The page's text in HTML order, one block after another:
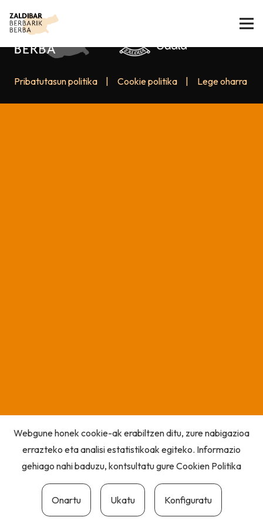
Pribatutasun politika Cookie politika Lege oharra
Webgune honek cookie-ak erabiltzen ditu, zure nabigazioa
errazteko eta analisi estatistikoak egiteko. Informazio
gehiago nahi baduzu, kontsultatu gureCookien Politika
Onartu Ukatu Konfiguratu